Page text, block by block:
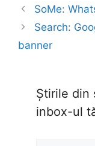
SoMe:
Search:
banner
Știrile din
inbox-ul